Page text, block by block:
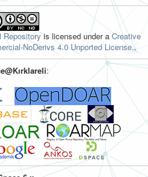
Repositoryis licensed under a Creative
NoDerivs 4.0 Unported License..
: